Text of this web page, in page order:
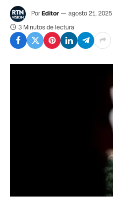
PorEditor agosto 21, 2025
3 Minutos de lectura